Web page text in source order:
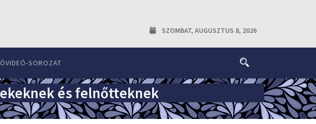
SZOMBAT, AUGUSZTUS 8, 2026
SOROZAT
és felnőtteknek